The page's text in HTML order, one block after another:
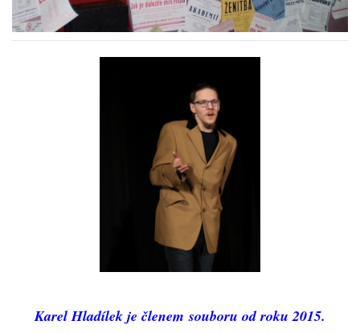
HRY OD ROKU 1973
VIDEOZÁZNAMY Z HER
ČLENOVÉ - SOUČASNOST
Karel Hladílek je členem souboru od roku 2015.